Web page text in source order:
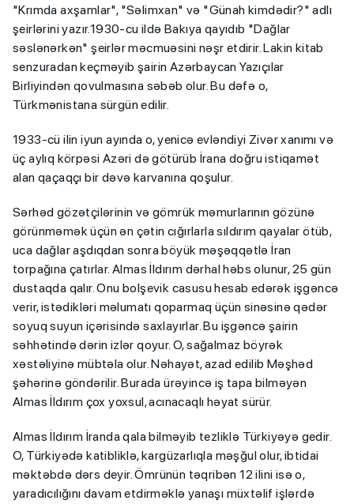
"Krımda axşamlar", "Səlimxan" və "Günah kimdədir?" adlı
şeirlərini yazır.1930-cu ildə Bakıya qayıdıb "Dağlar
səslənərkən" şeirlər məcmuəsini nəşr etdirir. Lakin kitab
senzuradan keçməyib şairin Azərbaycan Yazıçılar
Birliyindən qovulmasına səbəb olur. Bu dəfə o,
Türkmənistana sürgün edilir.
1933-cü ilin iyun ayında o, yenicə evləndiyi Zivər xanımı və
üç aylıq körpəsi Azəri də götürüb İrana doğru istiqamət
alan qaçaqçı bir dəvə karvanına qoşulur.
Sərhəd gözətçilərinin və gömrük məmurlarının gözünə
görünməmək üçün ən çətin cığırlarla sıldırım qayalar ötüb,
uca dağlar aşdıqdan sonra böyük məşəqqətlə İran
torpağına çatırlar. Almas İldırım dərhal həbs olunur, 25 gün
dustaqda qalır. Onu bolşevik casusu hesab edərək işgəncə
verir, istədikləri məlumatı qoparmaq üçün sinəsinə qədər
soyuq suyun içərisində saxlayırlar. Bu işgəncə şairin
səhhətində dərin izlər qoyur. O, sağalmaz böyrək
xəstəliyinə mübtəla olur. Nəhayət, azad edilib Məşhəd
şəhərinə göndərilir. Burada ürəyincə iş tapa bilməyən
Almas İldırım çox yoxsul, acınacaqlı həyat sürür.
Almas İldırım İranda qala bilməyib tezliklə Türkiyəyə gedir.
O, Türkiyədə katibliklə, kargüzarlıqla məşğul olur, ibtidai
məktəbdə dərs deyir. Ömrünün təqribən 12 ilini isə o,
yaradıcılığını davam etdirməklə yanaşı müxtəlif işlərdə